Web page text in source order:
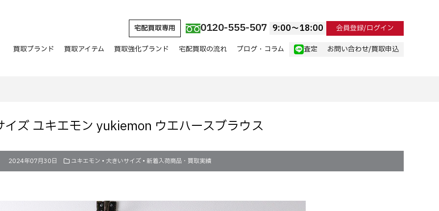
宅配買取専用 0120-555-507 9:00〜18:00 会員登録/ログイン
買取ブランド 買取アイテム 買取強化ブランド 宅配買取の流れ ブログ・コラム 査定 お問い合わせ/買取申込
イズ ユキエモン yukiemon ウエハースブラウス
2024年07月30日 ユキエモン • 大きいサイズ • 新着入荷商品・買取実績